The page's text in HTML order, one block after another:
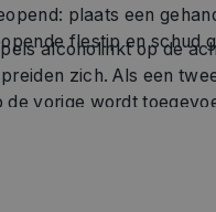
een gehandschoende
flestip en schud
alcoholinkt op de
zich. Als een
de vorige wordt
Alcohol Ink